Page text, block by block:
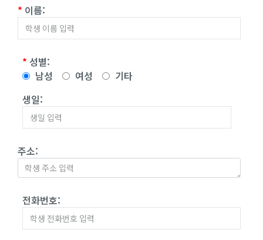
* 이름:
* 성별:
남성
여성
기타
생일:
주소:
전화번호: